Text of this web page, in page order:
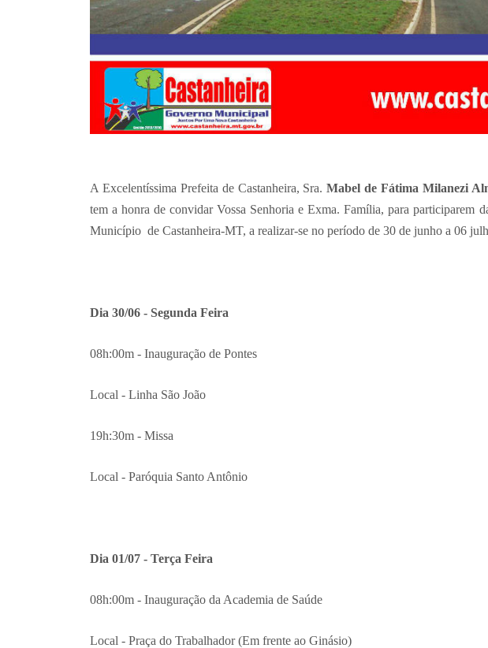
A Excelentíssima Prefeita de Castanheira, Sra.Mabel de Fátima Milanezi
tem a honra de convidar Vossa Senhoria e Exma. Família, para participarem
Município de Castanheira-MT, a realizar-se no período de 30 de junho a 06
Dia 30/06 - Segunda Feira
08h:00m - Inauguração de Pontes
Local - Linha São João
19h:30m - Missa
Local - Paróquia Santo Antônio
Dia 01/07 - Terça Feira
08h:00m - Inauguração da Academia de Saúde
Local - Praça do Trabalhador (Em frente ao Ginásio)